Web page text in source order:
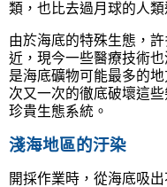
類，也比去過月球的人類
由於海底的特殊生態，
近，現今一些醫療技術
是海底礦物可能最多的
次又一次的徹底破壞這
珍貴生態系統。
淺海地區的汙染
開採作業時，從海底吸